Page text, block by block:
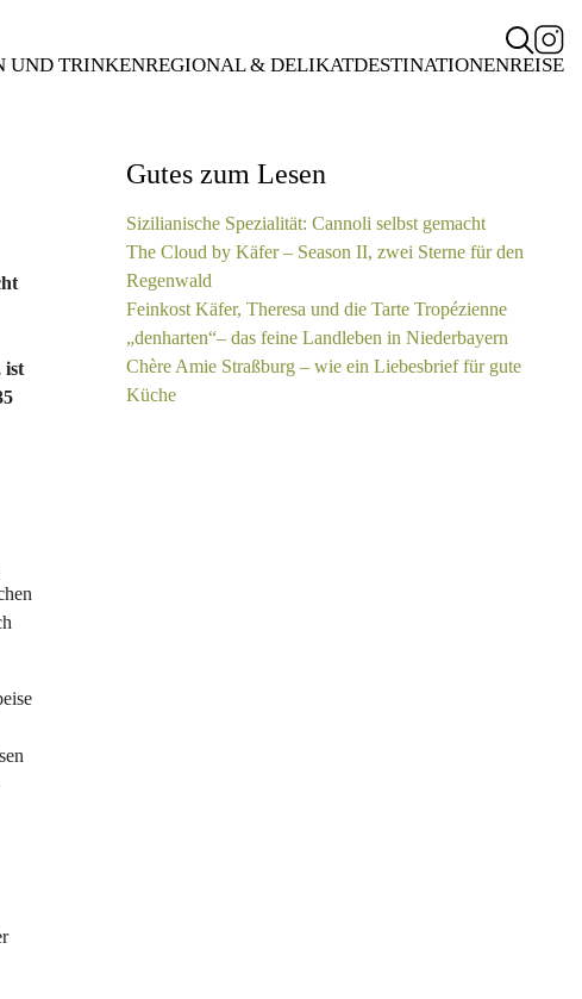
UND TRINKENREGIONAL & DELIKATDESTINATIONENREISE
ist
Gutes zum Lesen
Sizilianische Spezialität: Cannoli selbst gemacht
The Cloud by Käfer – Season II, zwei Sterne für den
Regenwald
Feinkost Käfer, Theresa und die Tarte Tropézienne
„denharten“– das feine Landleben in Niederbayern
Chère Amie Straßburg – wie ein Liebesbrief für gute
Küche